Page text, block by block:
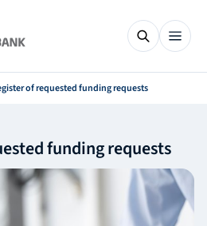
of requested funding requests
funding requests